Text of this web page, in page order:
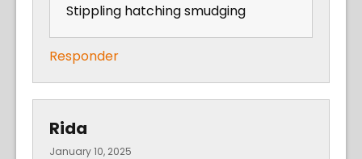
Stippling hatching smudging
Responder
Rida
January 10, 2025